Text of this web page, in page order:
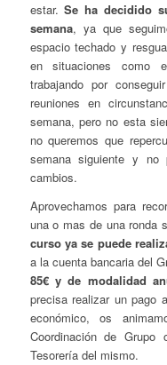
estar.Se ha decidido
semana, ya que
espacio techado y
en situaciones como
trabajando por
reuniones en
semana, pero no esta
no queremos que
semana siguiente y
cambios.
Aprovechamos para
una o mas de una ronda
curso ya se puede
a la cuenta bancaria del
85€ y de modalidad
precisa realizar un pago
económico, os
Coordinación de
Tesorería del mismo.